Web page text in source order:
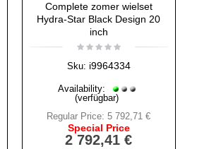
Complete zomer wielset
Hydra-Star Black Design 20
inch
Sku: i9964334
Availability:
(verfügbar)
Regular Price: 5 792,71 €
Special Price
2 792,41 €